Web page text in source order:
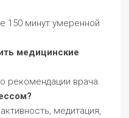
150 минут умеренной
медицинские
рекомендации врача.
медитация,